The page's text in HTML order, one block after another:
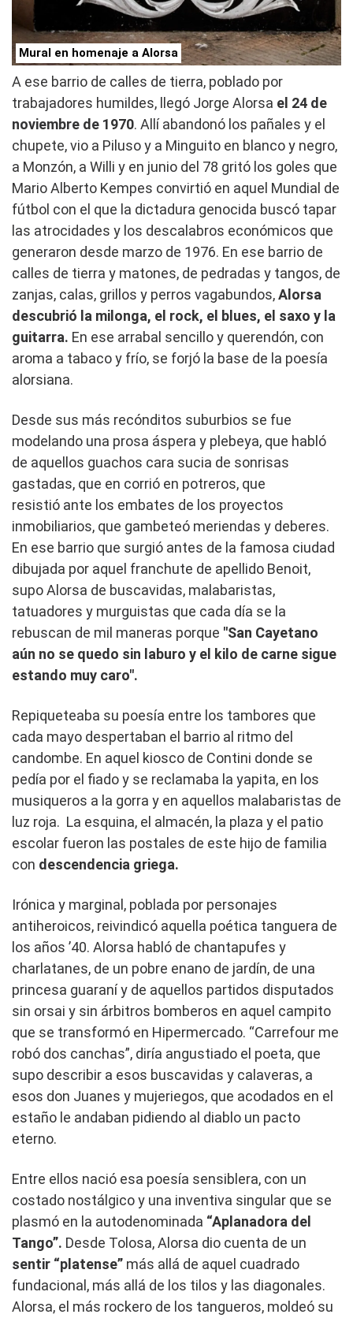
Mural en homenaje a Alorsa
A ese barrio de calles de tierra, poblado por
trabajadores humildes, llegó Jorge Alorsa el 24 de
noviembre de 1970. Allí abandonó los pañales y el
chupete, vio a Piluso y a Minguito en blanco y negro,
a Monzón, a Willi y en junio del 78 gritó los goles que
Mario Alberto Kempes convirtió en aquel Mundial de
fútbol con el que la dictadura genocida buscó tapar
las atrocidades y los descalabros económicos que
generaron desde marzo de 1976. En ese barrio de
calles de tierra y matones, de pedradas y tangos, de
zanjas, calas, grillos y perros vagabundos,Alorsa
descubrió la milonga, el rock, el blues, el saxo y la
guitarra. En ese arrabal sencillo y querendón, con
aroma a tabaco y frío, se forjó la base de la poesía
alorsiana.
Desde sus más recónditos suburbios se fue
modelando una prosa áspera y plebeya, que habló
de aquellos guachos cara sucia de sonrisas
gastadas, que en corrió en potreros, que
resistió ante los embates de los proyectos
inmobiliarios, que gambeteó meriendas y deberes.
En ese barrio que surgió antes de la famosa ciudad
dibujada por aquel franchute de apellido Benoit,
supo Alorsa de buscavidas, malabaristas,
tatuadores y murguistas que cada día se la
rebuscan de mil maneras porque "San Cayetano
aún no se quedo sin laburo y el kilo de carne sigue
estando muy caro".
Repiqueteaba su poesía entre los tambores que
cada mayo despertaban el barrio al ritmo del
candombe. En aquel kiosco de Contini donde se
pedía por el fiado y se reclamaba la yapita, en los
musiqueros a la gorra y en aquellos malabaristas de
luz roja. La esquina, el almacén, la plaza y el patio
escolar fueron las postales de este hijo de familia
con descendencia griega.
Irónica y marginal, poblada por personajes
antiheroicos, reivindicó aquella poética tanguera de
los años ’40. Alorsa habló de chantapufes y
charlatanes, de un pobre enano de jardín, de una
princesa guaraní y de aquellos partidos disputados
sin orsai y sin árbitros bomberos en aquel campito
que se transformó en Hipermercado. “Carrefour me
robó dos canchas”, diría angustiado el poeta, que
supo describir a esos buscavidas y calaveras, a
esos don Juanes y mujeriegos, que acodados en el
estaño le andaban pidiendo al diablo un pacto
eterno.
Entre ellos nació esa poesía sensiblera, con un
costado nostálgico y una inventiva singular que se
plasmó en la autodenominada “Aplanadora del
Tango”. Desde Tolosa, Alorsa dio cuenta de un
sentir “platense” más allá de aquel cuadrado
fundacional, más allá de los tilos y las diagonales.
Alorsa, el más rockero de los tangueros, moldeó su